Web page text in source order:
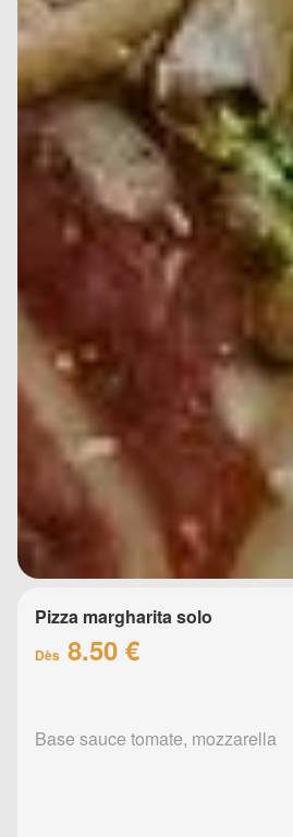
Pizza margharita solo
Dès 8.50 €
Base sauce tomate, mozzarella